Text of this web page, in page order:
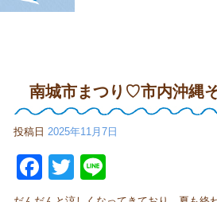
南城市まつり♡市内沖縄
投稿日 2025年11月7日
Facebook
Twitter